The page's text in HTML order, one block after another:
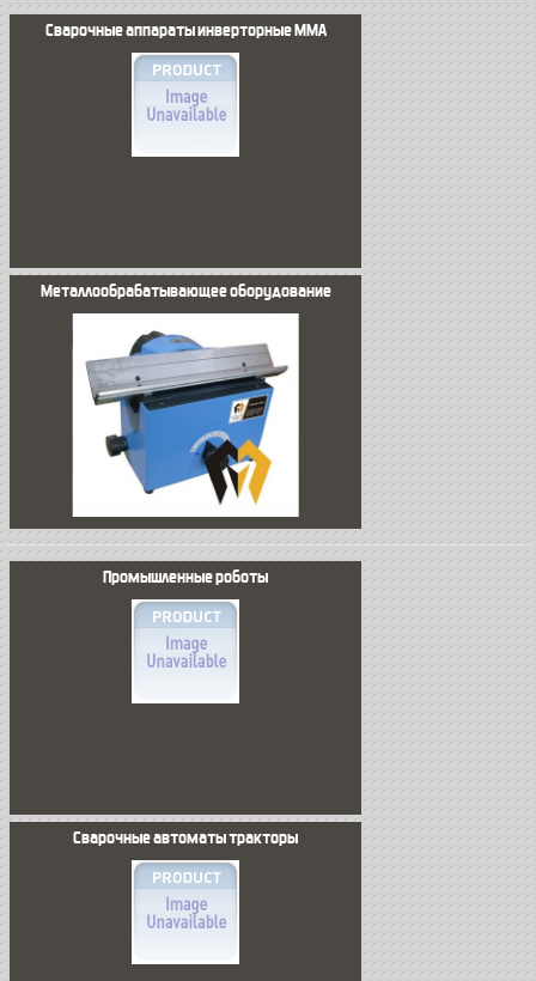
Сварочные аппараты инверторные MMA
Металлообрабатывающее оборудование
Промышленные роботы
Сварочные автоматы тракторы